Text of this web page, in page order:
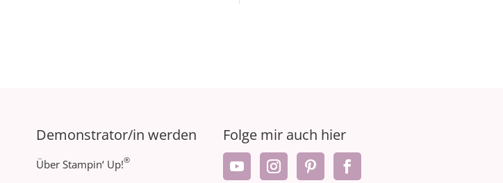
Demonstrator/in werden
Über Stampin‘ Up!®
Folge mir auch hier